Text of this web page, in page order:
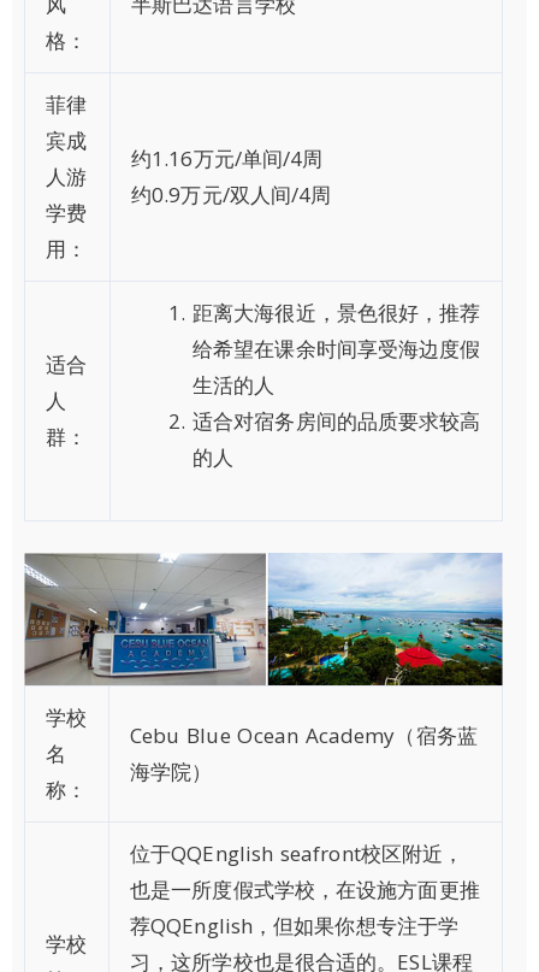
格：
菲律
宾成
人游
学费
用：
约1.16万元/单间/4周
约0.9万元/双人间/4周
适合
人
群：
距离大海很近，景色很好，推荐
给希望在课余时间享受海边度假
生活的人
适合对宿务房间的品质要求较高
的人
学校
名
称：
Cebu Blue Ocean Academy（宿务蓝
海学院）
学校
位于QQEnglish seafront校区附近，
也是一所度假式学校，在设施方面更推
荐QQEnglish，但如果你想专注于学
习，这所学校也是很合适的。ESL课程